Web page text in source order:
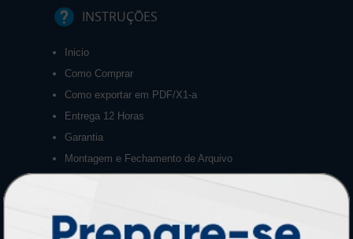
INSTRUÇÕES
Inicio
Como Comprar
Como exportar em PDF/X1-a
Entrega 12 Horas
Garantia
Montagem e Fechamento de Arquivo